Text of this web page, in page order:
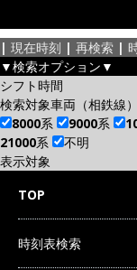
| 現在時刻 | 再検索 |
▼検索オプション▼
シフト時間
検索対象車両（相鉄線）
8000系
9000系
21000系
不明
表示対象
TOP
時刻表検索